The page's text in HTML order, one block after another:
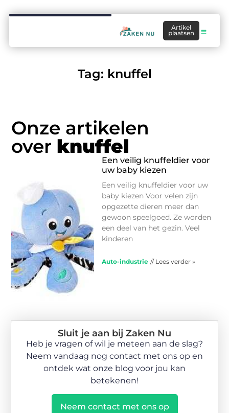
Artikel
plaatsen
Tag: knuffel
Onze artikelen
over knuffel
Een veilig knuffeldier voor
uw baby kiezen
Een veilig knuffeldier voor uw
baby kiezen Voor velen zijn
opgezette dieren meer dan
gewoon speelgoed. Ze worden
een deel van het gezin. Veel
kinderen
Auto-industrie // Lees verder »
Sluit je aan bij Zaken Nu
Heb je vragen of wil je meteen aan de slag?
Neem vandaag nog contact met ons op en
ontdek wat onze blog voor jou kan
betekenen!
Neem contact met ons op